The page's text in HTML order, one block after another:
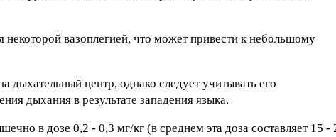
вазоплегией, что может привести к небольшому
дыхательный центр, однако следует учитывать его
дыхания в результате западения языка.
в дозе 0,2 - 0,3 мг/кг (в среднем эта доза составляет 15 -